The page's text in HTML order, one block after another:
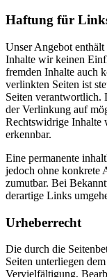
Haftung für
Unser Angebot
Inhalte wir keinen
fremden Inhalte auch
verlinkten Seiten ist
Seiten verantwortlich.
der Verlinkung auf
Rechtswidrige Inhalte
erkennbar.
Eine permanente
jedoch ohne konkrete
zumutbar. Bei
derartige Links
Urheberrecht
Die durch die
Seiten unterliegen
Vervielfältigung,